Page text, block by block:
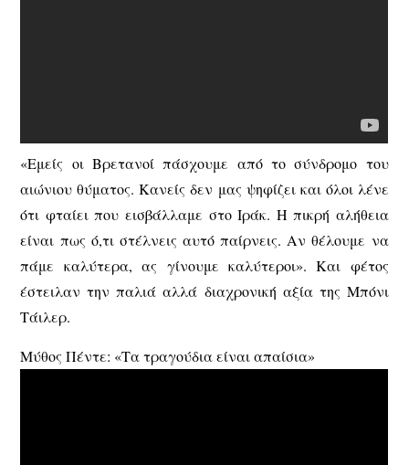
«Εμείς οι Βρετανοί πάσχουμε από το σύνδρομο του
αιώνιου θύματος. Κανείς δεν μας ψηφίζει και όλοι λένε
ότι φταίει που εισβάλλαμε στο Ιράκ. Η πικρή αλήθεια
είναι πως ό,τι στέλνεις αυτό παίρνεις. Αν θέλουμε να
πάμε καλύτερα, ας γίνουμε καλύτεροι». Και φέτος
έστειλαν την παλιά αλλά διαχρονική αξία της Μπόνι
Τάιλερ.
Μύθος Πέντε: «Τα τραγούδια είναι απαίσια»